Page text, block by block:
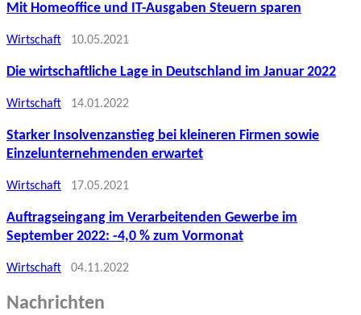
Mit Homeoffice und IT-Ausgaben Steuern sparen
Wirtschaft 10.05.2021
Die wirtschaftliche Lage in Deutschland im Januar 2022
Wirtschaft 14.01.2022
Starker Insolvenzanstieg bei kleineren Firmen sowie
Einzelunternehmenden erwartet
Wirtschaft 17.05.2021
Auftragseingang im Verarbeitenden Gewerbe im
September 2022: -4,0 % zum Vormonat
Wirtschaft 04.11.2022
Nachrichten